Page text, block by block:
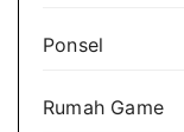
Ponsel
Rumah Game